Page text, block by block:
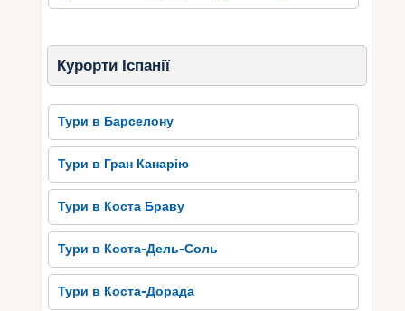
Курорти Іспанії
Тури в Барселону
Тури в Гран Канарію
Тури в Коста Браву
Тури в Коста-Дель-Соль
Тури в Коста-Дорада